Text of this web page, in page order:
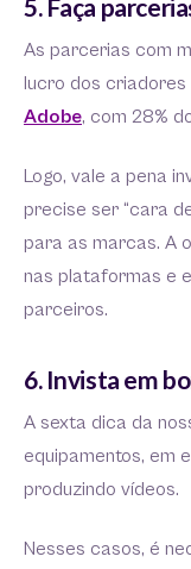
5. Faça
As parcerias com
lucro dos criadores
Adobe, com 28%
Logo, vale a pena
precise ser “cara
para as marcas. A
nas plataformas e
parceiros.
6. Invista em
A sexta dica da
equipamentos, em
produzindo vídeos.
Nesses casos, é